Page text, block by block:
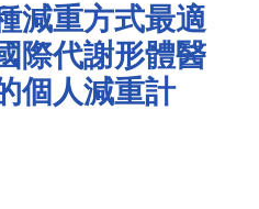
減重方式最適
際代謝形體醫
個人減重計